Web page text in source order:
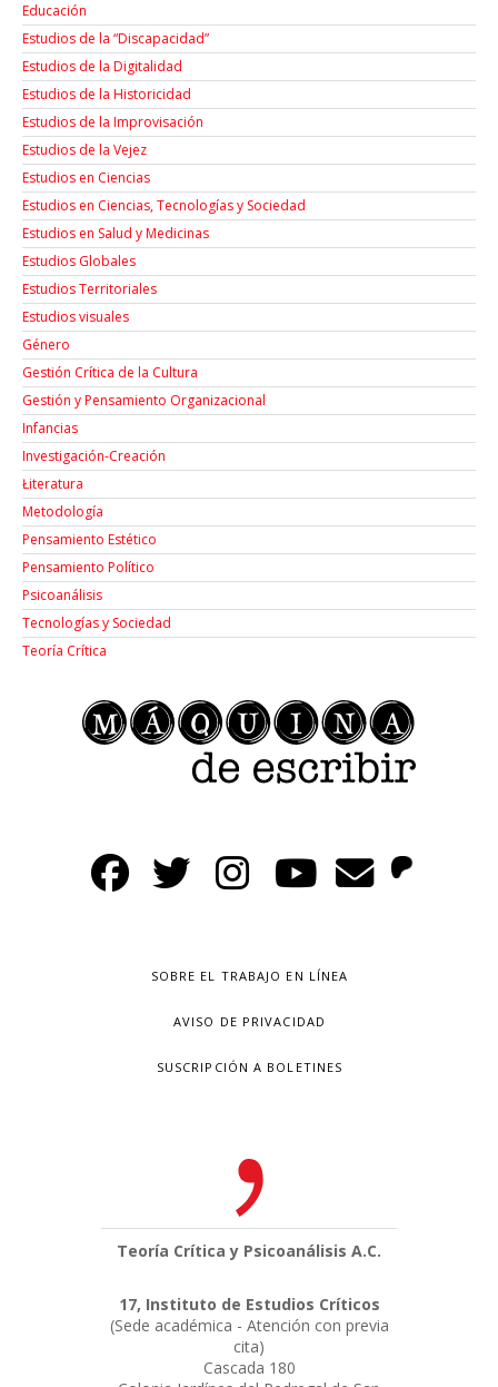
Educación
Estudios de la “Discapacidad”
Estudios de la Digitalidad
Estudios de la Historicidad
Estudios de la Improvisación
Estudios de la Vejez
Estudios en Ciencias
Estudios en Ciencias, Tecnologías y Sociedad
Estudios en Salud y Medicinas
Estudios Globales
Estudios Territoriales
Estudios visuales
Género
Gestión Crítica de la Cultura
Gestión y Pensamiento Organizacional
Infancias
Investigación-Creación
Łiteratura
Metodología
Pensamiento Estético
Pensamiento Político
Psicoanálisis
Tecnologías y Sociedad
Teoría Crítica
SOBRE EL TRABAJO EN LÍNEA
AVISO DE PRIVACIDAD
SUSCRIPCIÓN A BOLETINES
Teoría Crítica y Psicoanálisis A.C.
17, Instituto de Estudios Críticos
(Sede académica - Atención con previa
cita)
Cascada 180